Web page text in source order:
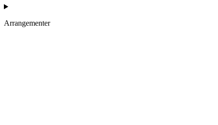
Arrangementer